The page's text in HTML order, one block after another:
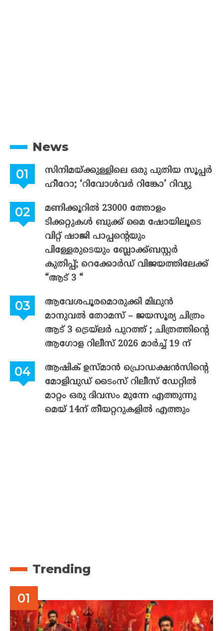
News
സിനിമയ്ക്കുള്ളിലെ ഒരു പുതിയ സൂപ്പർ
ഹീറോ; ‘റിവോൾവർ റിങ്കോ’ റിവ്യു
മണിക്കൂറിൽ 23000 ത്തോളം
ടിക്കറ്റുകൾ ബുക്ക് മൈ ഷോയിലൂടെ
വിറ്റ് ഷാജി പാപ്പന്റെയും
പിള്ളേരുടെയും ബ്ലോക്ക്ബസ്റ്റർ
കുതിപ്പ്; റെക്കോർഡ് വിജയത്തിലേക്ക്
“ആട് 3 “
ആവേശപൂരമൊരുക്കി മിഥുൻ
മാനുവൽ തോമസ് – ജയസൂര്യ ചിത്രം
ആട് 3 ട്രെയ്‌ലർ പുറത്ത് ; ചിത്രത്തിന്റെ
ആഗോള റിലീസ് 2026 മാർച്ച് 19 ന്
ആഷിക് ഉസ്മാൻ പ്രൊഡക്ഷൻസിന്റെ
മോളിവുഡ് ടൈംസ് റിലീസ് ഡേറ്റിൽ
മാറ്റം ഒരു ദിവസം മുന്നേ എത്തുന്നു
മെയ് 14ന് തീയറ്ററുകളിൽ എത്തും
Trending